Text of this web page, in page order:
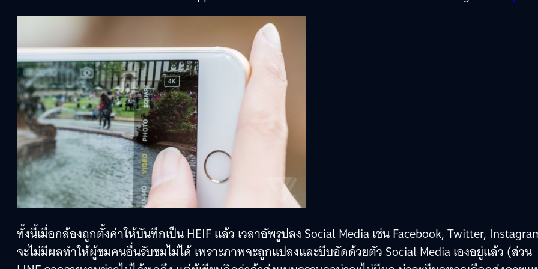
ทั้งนี้เมื่อกล้องถูกตั้งค่าให้บันทึกเป็น HEIF แล้ว เวลาอัพรูปลง Social Media เช่น Facebook, Twitter,
จะไม่มีผลทำให้ผู้ชมคนอื่นรับชมไม่ได้ เพราะภาพจะถูกแปลงและบีบอัดด้วยตัว Social Media เองอยู่แล้ว (ส่วน